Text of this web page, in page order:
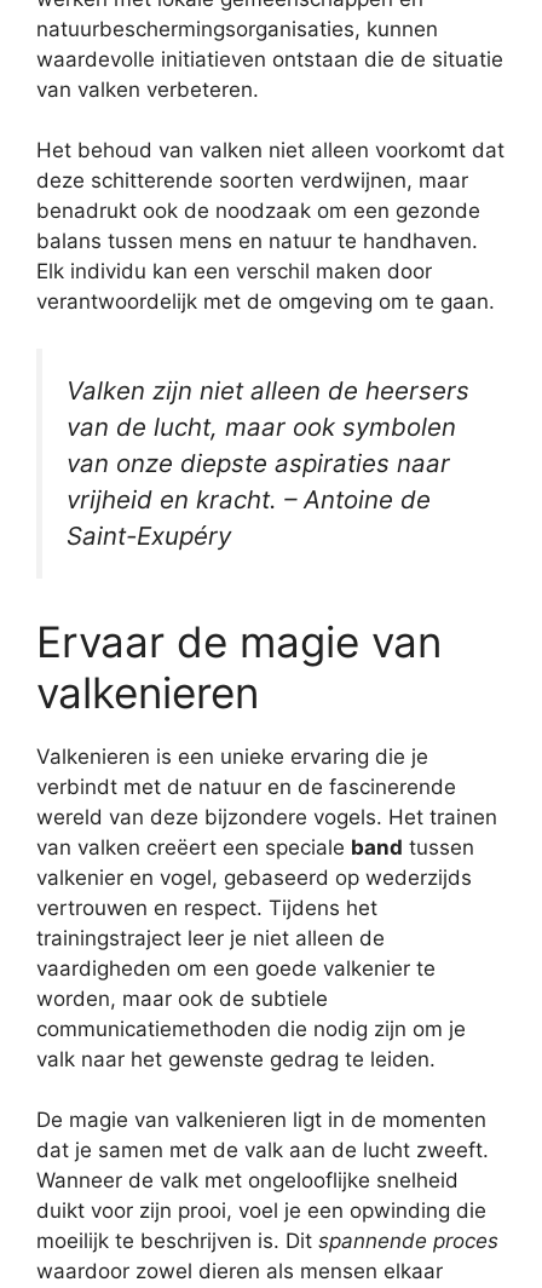
natuurbeschermingsorganisaties, kunnen
waardevolle initiatieven ontstaan die de situatie
van valken verbeteren.
Het behoud van valken niet alleen voorkomt dat
deze schitterende soorten verdwijnen, maar
benadrukt ook de noodzaak om een gezonde
balans tussen mens en natuur te handhaven.
Elk individu kan een verschil maken door
verantwoordelijk met de omgeving om te gaan.
Valken zijn niet alleen de heersers
van de lucht, maar ook symbolen
van onze diepste aspiraties naar
vrijheid en kracht. – Antoine de
Saint-Exupéry
Ervaar de magie van
valkenieren
Valkenieren is een unieke ervaring die je
verbindt met de natuur en de fascinerende
wereld van deze bijzondere vogels. Het trainen
van valken creëert een speciale band tussen
valkenier en vogel, gebaseerd op wederzijds
vertrouwen en respect. Tijdens het
trainingstraject leer je niet alleen de
vaardigheden om een goede valkenier te
worden, maar ook de subtiele
communicatiemethoden die nodig zijn om je
valk naar het gewenste gedrag te leiden.
De magie van valkenieren ligt in de momenten
dat je samen met de valk aan de lucht zweeft.
Wanneer de valk met ongelooflijke snelheid
duikt voor zijn prooi, voel je een opwinding die
moeilijk te beschrijven is. Dit spannende proces
waardoor zowel dieren als mensen elkaar